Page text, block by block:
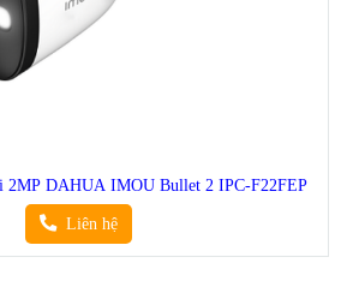
2MP DAHUA IMOU Bullet 2 IPC-F22FEP
Liên hệ